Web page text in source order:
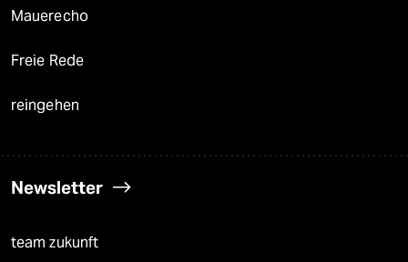
Mauerecho
Freie Rede
reingehen
Newsletter
team zukunft